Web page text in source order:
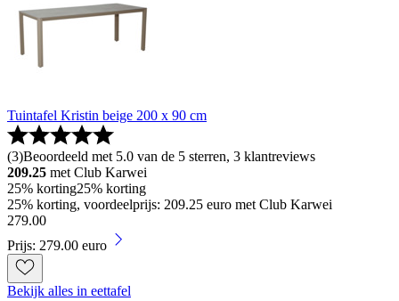
Tuintafel Kristin beige 200 x 90 cm
(3)Beoordeeld met 5.0 van de 5 sterren, 3 klantreviews
209.25 met Club Karwei
25% korting25% korting
25% korting, voordeelprijs: 209.25 euro met Club Karwei
279.00
Prijs: 279.00 euro
Bekijk alles in eettafel